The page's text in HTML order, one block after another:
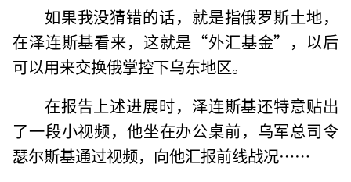
如果我没猜错的话，就是指俄罗斯土地，
在泽连斯基看来，这就是“外汇基金”，以后
可以用来交换俄掌控下乌东地区。
在报告上述进展时，泽连斯基还特意贴出
了一段小视频，他坐在办公桌前，乌军总司令
瑟尔斯基通过视频，向他汇报前线战况……